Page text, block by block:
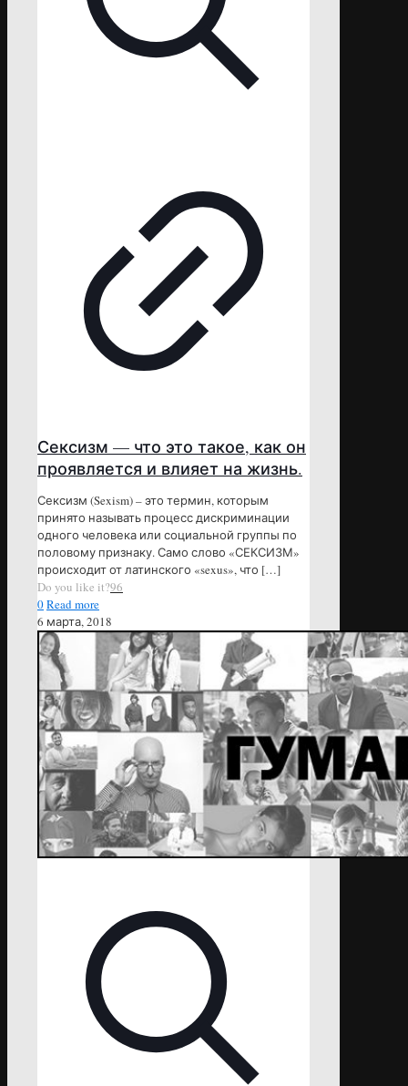
Сексизм — что это такое, как он
проявляется и влияет на жизнь.
Сексизм (Sexism) – это термин, которым
принято называть процесс дискриминации
одного человека или социальной группы по
половому признаку. Само слово «СЕКСИЗМ»
происходит от латинского «sexus», что […]
Do you like it?96
0Read more
6 марта, 2018